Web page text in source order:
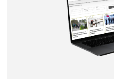
Correo electrónico
Tipo de comentario